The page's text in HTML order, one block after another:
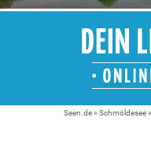
Seen.de» Schmöldesee